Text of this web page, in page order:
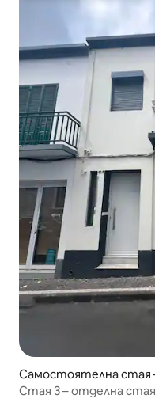
Самостоятелна стая
Стая 3 – отделна